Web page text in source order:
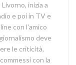
inizia a
e poi in TV e
con l'amico
deve
le criticità,
con la